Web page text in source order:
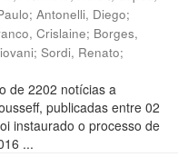
; Antonelli, Diego;
Crislaine; Borges,
; Sordi, Renato;
de 2202 notícias a
publicadas entre 02
instaurado o processo de
...